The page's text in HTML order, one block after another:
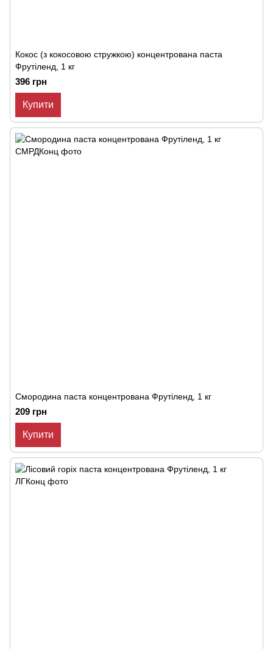
Кокос (з кокосовою стружкою) концентрована паста
Фрутіленд, 1 кг
396 грн
Купити
Смородина паста концентрована Фрутіленд, 1 кг
209 грн
Купити